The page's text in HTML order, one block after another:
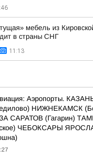
мебель из
в страны СНГ
11:13
Аэропорты.
НИЖНЕКАМСК
САРАТОВ (Гагарин)
ЧЕБОКСАРЫ